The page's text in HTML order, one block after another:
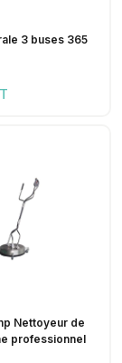
3 buses 365
Nettoyeur de
professionnel